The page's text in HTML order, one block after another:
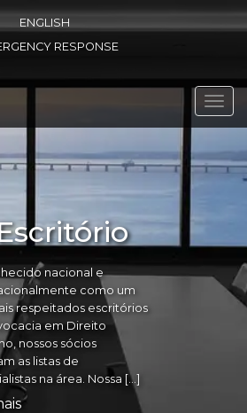
ENGLISH
RESPONSE
nacional e
como um
respeitados escritórios
em Direito
nossos sócios
as listas de
na área. Nossa […]